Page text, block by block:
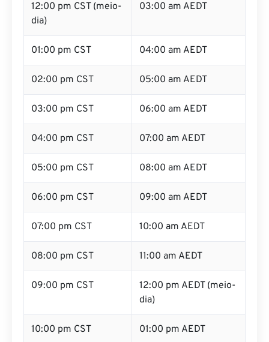
12:00 pm CST (meio-
dia)
03:00 am AEDT
01:00 pm CST 04:00 am AEDT
02:00 pm CST 05:00 am AEDT
03:00 pm CST 06:00 am AEDT
04:00 pm CST 07:00 am AEDT
05:00 pm CST 08:00 am AEDT
06:00 pm CST 09:00 am AEDT
07:00 pm CST 10:00 am AEDT
08:00 pm CST 11:00 am AEDT
09:00 pm CST
12:00 pm AEDT (meio-
dia)
10:00 pm CST 01:00 pm AEDT